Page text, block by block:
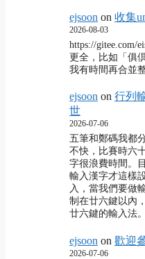
ejsoon on 收集
2026-08-03
https://gitee.com/
更全，比如「俱
我有時間再合並
ejsoon on 行列
世
2026-07-06
五筆和鄭碼我都
不快，比賽時六
字很浪費時間。
輸入漢字才這樣
入，當我們要做
制在廿六鍵以內
廿六鍵的輸入法。
ejsoon on 歡迎
2026-07-06